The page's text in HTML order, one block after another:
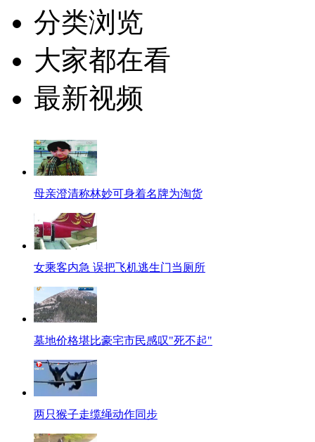
分类浏览
大家都在看
最新视频
母亲澄清称林妙可身着名牌为淘货
女乘客内急 误把飞机逃生门当厕所
墓地价格堪比豪宅市民感叹"死不起"
两只猴子走缆绳动作同步